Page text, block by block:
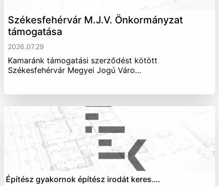
Székesfehérvár M.J.V. Önkormányzat
támogatása
2026.07.29
Kamaránk támogatási szerződést kötött
Székesfehérvár Megyei Jogú Váro…
Építész gyakornok építész irodát keres….